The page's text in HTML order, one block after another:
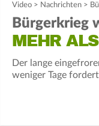
Video > Nachrichten >
Bürgerkrieg
MEHR
Der lange
weniger Tage